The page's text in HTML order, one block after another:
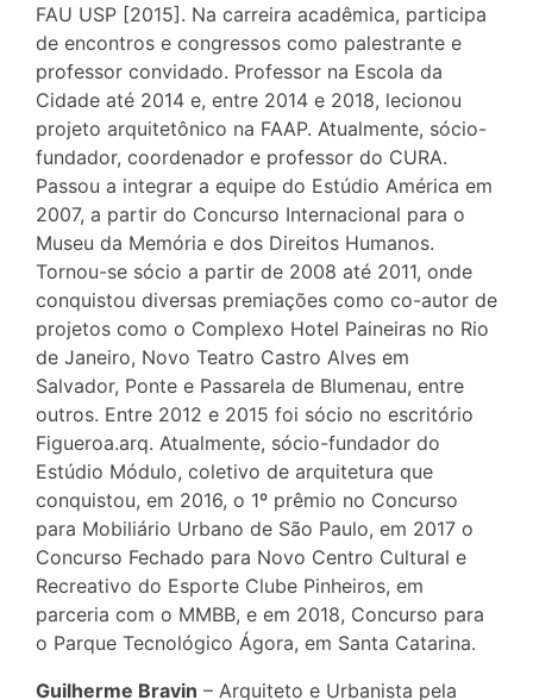
FAU USP [2015]. Na carreira acadêmica, participa
de encontros e congressos como palestrante e
professor convidado. Professor na Escola da
Cidade até 2014 e, entre 2014 e 2018, lecionou
projeto arquitetônico na FAAP. Atualmente, sócio-
fundador, coordenador e professor do CURA.
Passou a integrar a equipe do Estúdio América em
2007, a partir do Concurso Internacional para o
Museu da Memória e dos Direitos Humanos.
Tornou-se sócio a partir de 2008 até 2011, onde
conquistou diversas premiações como co-autor de
projetos como o Complexo Hotel Paineiras no Rio
de Janeiro, Novo Teatro Castro Alves em
Salvador, Ponte e Passarela de Blumenau, entre
outros. Entre 2012 e 2015 foi sócio no escritório
Figueroa.arq. Atualmente, sócio-fundador do
Estúdio Módulo, coletivo de arquitetura que
conquistou, em 2016, o 1º prêmio no Concurso
para Mobiliário Urbano de São Paulo, em 2017 o
Concurso Fechado para Novo Centro Cultural e
Recreativo do Esporte Clube Pinheiros, em
parceria com o MMBB, e em 2018, Concurso para
o Parque Tecnológico Ágora, em Santa Catarina.
Guilherme Bravin – Arquiteto e Urbanista pela